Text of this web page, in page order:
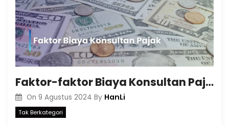
Faktor-faktor Biaya Konsultan Pajak
On 9 Agustus 2024 By HanLi
Tak Berkategori